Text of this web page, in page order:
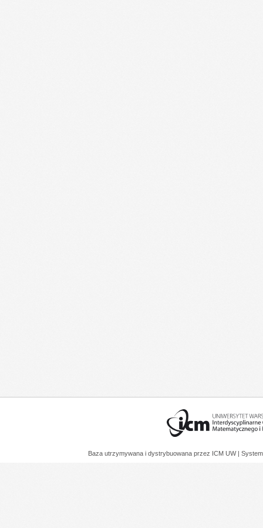
Baza utrzymywana i dystrybuowana przez ICM UW |